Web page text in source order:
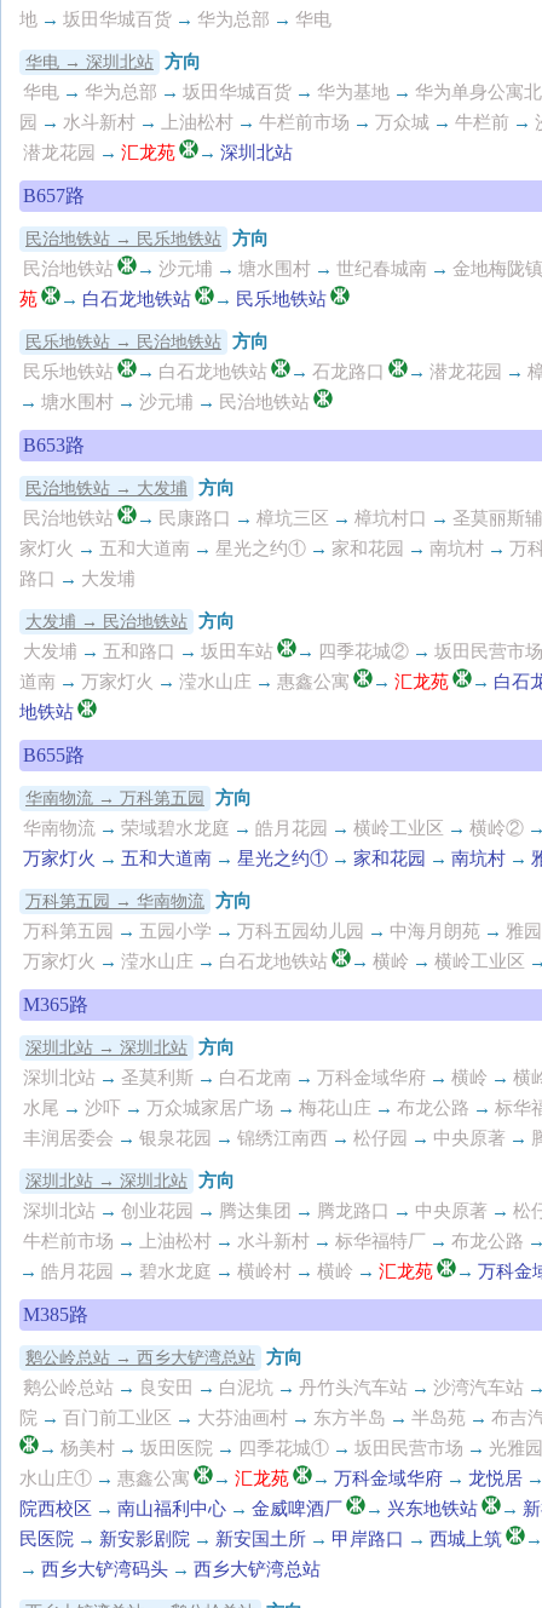
地 → 坂田华城百货 → 华为总部 → 华电
华电 → 深圳北站 方向
华电 → 华为总部 → 坂田华城百货 → 华为基地 → 华为单身公寓北
园 → 水斗新村 → 上油松村 → 牛栏前市场 → 万众城 → 牛栏前 →
潜龙花园 → 汇龙苑 → 深圳北站
B657路
民治地铁站 → 民乐地铁站 方向
民治地铁站
→ 沙元埔 → 塘水围村 → 世纪春城南 → 金地梅陇
苑
→ 白石龙地铁站 → 民乐地铁站
民乐地铁站 → 民治地铁站 方向
民乐地铁站
→ 白石龙地铁站 → 石龙路口 → 潜龙花园 →
→ 塘水围村 → 沙元埔 → 民治地铁站
B653路
民治地铁站 → 大发埔
方向
民治地铁站
→ 民康路口 → 樟坑三区 → 樟坑村口 → 圣莫丽斯
家灯火 → 五和大道南 → 星光之约① → 家和花园 → 南坑村 → 万
路口 → 大发埔
大发埔 → 民治地铁站 方向
大发埔 → 五和路口 → 坂田车站 → 四季花城② → 坂田民营市场
道南 → 万家灯火 → 滢水山庄 → 惠鑫公寓 → 汇龙苑 → 白石
地铁站
B655路
华南物流 → 万科第五园
方向
华南物流 → 荣域碧水龙庭 → 皓月花园 → 横岭工业区 → 横岭②
万家灯火 → 五和大道南 → 星光之约① → 家和花园 → 南坑村 →
万科第五园 → 华南物流 方向
万科第五园 → 五园小学 → 万科五园幼儿园 → 中海月朗苑 → 雅
万家灯火 → 滢水山庄 → 白石龙地铁站 → 横岭 → 横岭工业区
M365路
深圳北站 → 深圳北站 方向
深圳北站 → 圣莫利斯 → 白石龙南 → 万科金域华府 → 横岭 → 横
水尾 → 沙吓 → 万众城家居广场 → 梅花山庄 → 布龙公路 → 标华
丰润居委会 → 银泉花园 → 锦绣江南西 → 松仔园 → 中央原著 →
深圳北站 → 深圳北站 方向
深圳北站 → 创业花园 → 腾达集团 → 腾龙路口 → 中央原著 → 松
牛栏前市场 → 上油松村 → 水斗新村 → 标华福特厂 → 布龙公路
→ 皓月花园 → 碧水龙庭 → 横岭村 → 横岭 → 汇龙苑 → 万科金
M385路
鹅公岭总站 → 西乡大铲湾总站 方向
鹅公岭总站 → 良安田 → 白泥坑 → 丹竹头汽车站 → 沙湾汽车站
院 → 百门前工业区 → 大芬油画村 → 东方半岛 → 半岛苑 → 布吉
→ 杨美村 → 坂田医院 → 四季花城① → 坂田民营市场 → 光雅
水山庄① → 惠鑫公寓 → 汇龙苑 → 万科金域华府 → 龙悦居
院西校区 → 南山福利中心 → 金威啤酒厂 → 兴东地铁站 →
民医院 → 新安影剧院 → 新安国土所 → 甲岸路口 → 西城上筑
→
→ 西乡大铲湾码头 → 西乡大铲湾总站